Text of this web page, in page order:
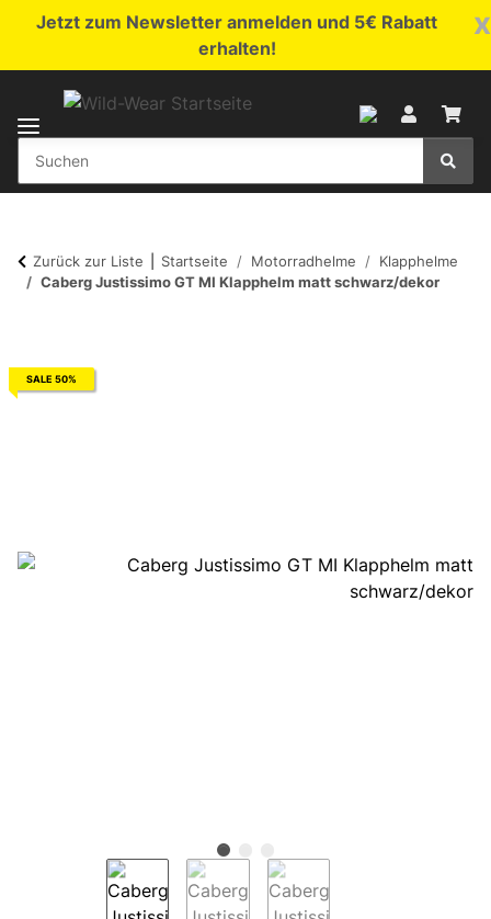
x
Jetzt zum Newsletter anmelden und 5€ Rabatt
erhalten!
Zurück zur Liste Startseite Motorradhelme
Klapphelme
Caberg Justissimo GT MI Klapphelm matt schwarz/dekor
SALE 50%